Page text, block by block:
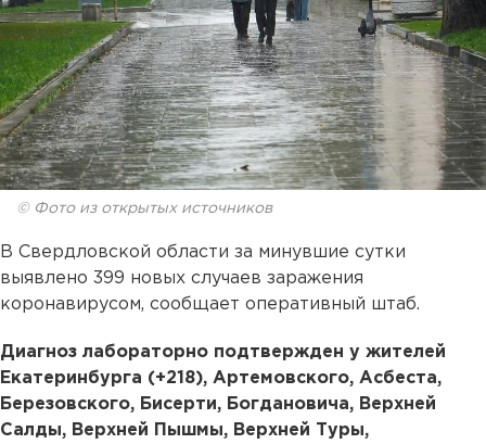
© Фото из открытых источников
В Свердловской области за минувшие сутки
выявлено 399 новых случаев заражения
коронавирусом, сообщает оперативный штаб.
Диагноз лабораторно подтвержден у жителей
Екатеринбурга (+218), Артемовского, Асбеста,
Березовского, Бисерти, Богдановича, Верхней
Салды, Верхней Пышмы, Верхней Туры,